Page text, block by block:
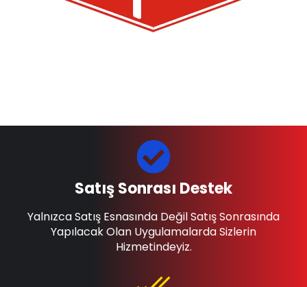
Satış Sonrası Destek
Yalnızca Satış Esnasında Değil Satış Sonrasında
Yapılacak Olan Uygulamalarda Sizlerin
Hizmetindeyiz.